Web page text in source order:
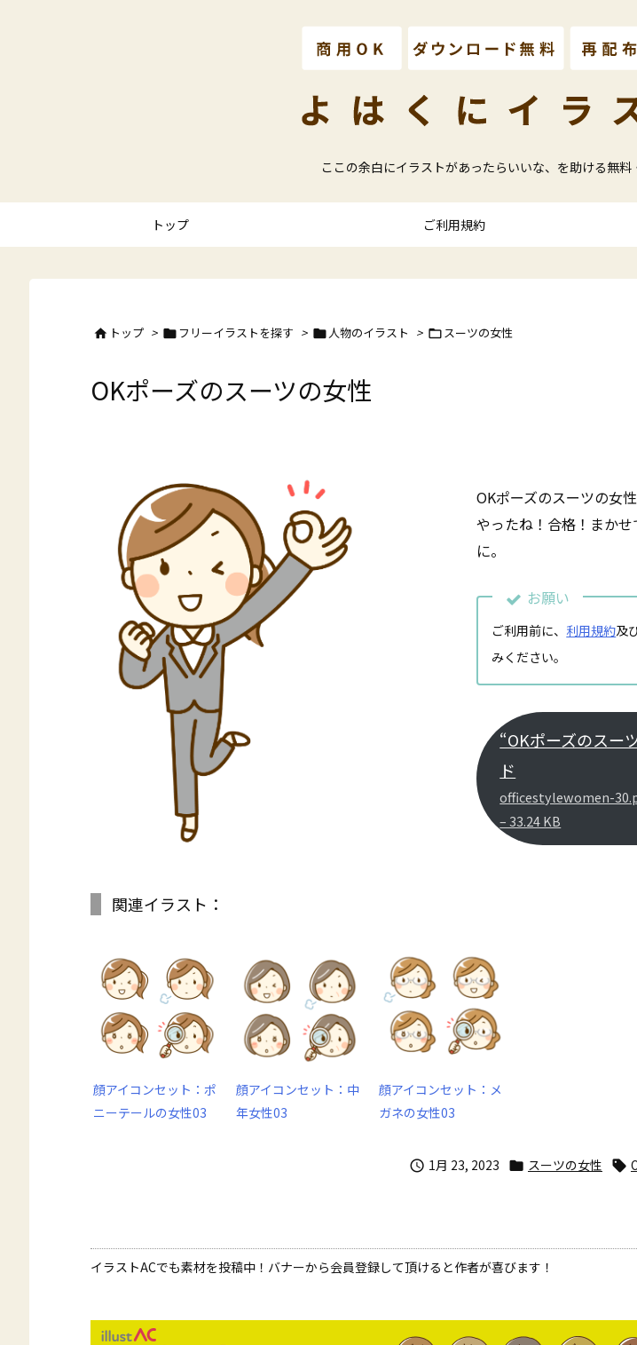
ここの余白にイラストがあったらいいな、を助ける無料
トップ ご利用規約
 トップ > フリーイラストを探す > 人物のイラスト > スーツの女性
OKポーズのスーツの女性
OKポーズのスーツの女
やったね！合格！まか
に。
お願い
ご利用前に、 利用規約及
みください。
“OKポーズのスー
ド
officestylewomen-
– 33.24 KB
関連イラスト：
顔アイコンセット：ポ
ニーテールの女性03
顔アイコンセット：中
年女性03
顔アイコンセット：メ
ガネの女性03
 1月 23, 2023  スーツの女性 
イラストACでも素材を投稿中！バナーから会員登録して頂けると作者が喜びます！